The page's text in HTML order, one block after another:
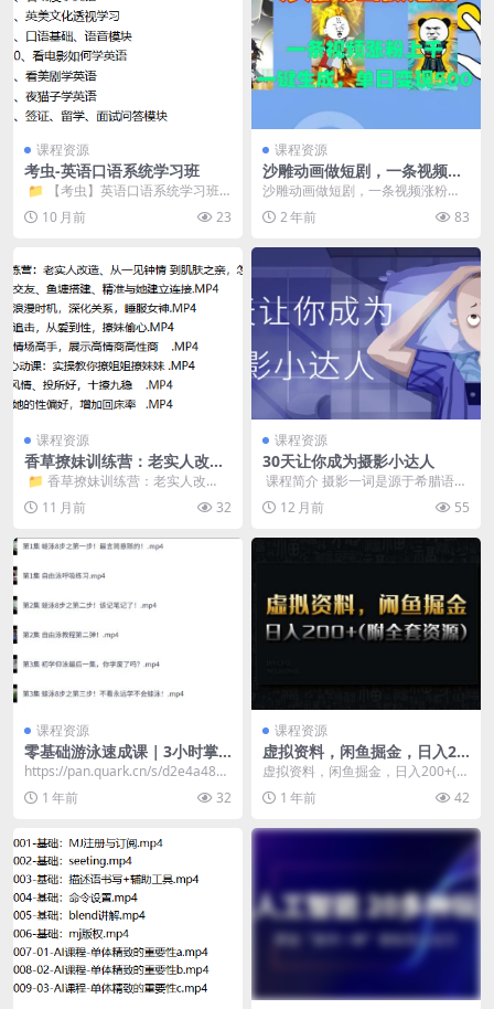
课程资源
考虫-英语口语系统学习班
​ 📁 【考虫】英语口语系统学习班
📁 4、看动漫学英语 &nbs...
10 月前 23
课程资源
沙雕动画做短剧，一条视频涨
粉上千，一键生成，单日变现
沙雕动画做短剧，一条视频涨粉上
千，一键生成，单日变现500+【揭
秘】 沙雕动画一...
2 年前 83
课程资源
香草撩妹训练营：老实人改
造、从一见钟情到肌肤之亲，
​ 📁 香草撩妹训练营：老实人改
造、从一见钟情 到肌肤之亲，怎么
实现？(1) &...
11 月前 32
课程资源
30天让你成为摄影小达人
​ 课程简介 摄影一词是源于希腊语，
两字一起的意思是“以光线绘图”。
摄影是指使...
12 月前 55
课程资源
零基础游泳速成课｜3小时掌
握安全技巧（视频教程+动作
分解+免费资源）
https://pan.quark.cn/s/d2e4a48b3
d42
1 年前 32
课程资源
虚拟资料，闲鱼掘金，日入20
0+(详细教程+全套资源)
虚拟资料，闲鱼掘金，日入200+(详
细教程+全套资源) ​ 闲鱼是目前全网
流量最...
1 年前 42